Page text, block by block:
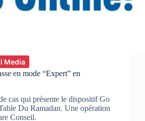
Media
en mode “Expert” en
cas qui présente le dispositif Go
Du Ramadan. Une opération
Conseil.